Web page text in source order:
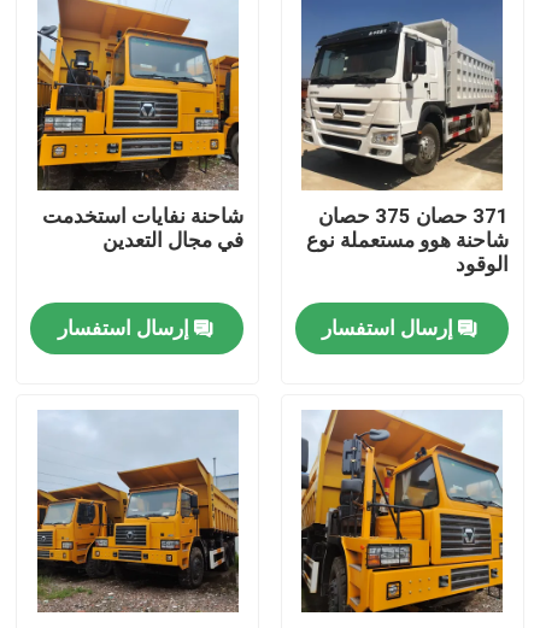
أشرطة فيديو
معلومات عنا
جولة في المعمل
رقابة جودة
اطلب اقتباس
مستعملة شاحنة قلابة
شاحنة قلابة
371 حصان 375 حصان
شاحنة هوو مستعملة نوع
الوقود
إرسال استفسار
شاحنة نفايات استخدمت
في مجال التعدين
إرسال استفسار